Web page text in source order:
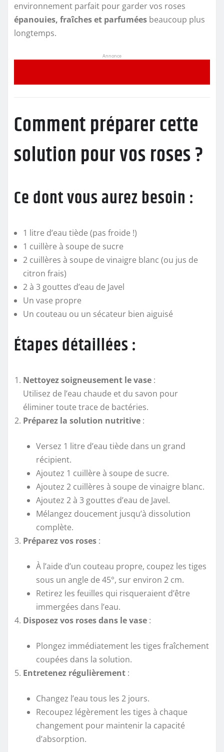
environnement parfait pour garder vos roses
épanouies, fraîches et parfumées beaucoup plus
longtemps.
Annonce
Comment préparer cette
solution pour vos roses ?
Ce dont vous aurez besoin :
1 litre d’eau tiède (pas froide !)
1 cuillère à soupe de sucre
2 cuillères à soupe de vinaigre blanc (ou jus de
citron frais)
2 à 3 gouttes d’eau de Javel
Un vase propre
Un couteau ou un sécateur bien aiguisé
Étapes détaillées :
Nettoyez soigneusement le vase :
Utilisez de l’eau chaude et du savon pour
éliminer toute trace de bactéries.
Préparez la solution nutritive :
Versez 1 litre d’eau tiède dans un grand
récipient.
Ajoutez 1 cuillère à soupe de sucre.
Ajoutez 2 cuillères à soupe de vinaigre blanc.
Ajoutez 2 à 3 gouttes d’eau de Javel.
Mélangez doucement jusqu’à dissolution
complète.
Préparez vos roses :
À l’aide d’un couteau propre, coupez les tiges
sous un angle de 45°, sur environ 2 cm.
Retirez les feuilles qui risqueraient d’être
immergées dans l’eau.
Disposez vos roses dans le vase :
Plongez immédiatement les tiges fraîchement
coupées dans la solution.
Entretenez régulièrement :
Changez l’eau tous les 2 jours.
Recoupez légèrement les tiges à chaque
changement pour maintenir la capacité
d’absorption.